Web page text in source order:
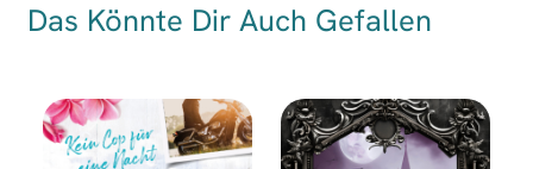
Das Könnte Dir Auch Gefallen